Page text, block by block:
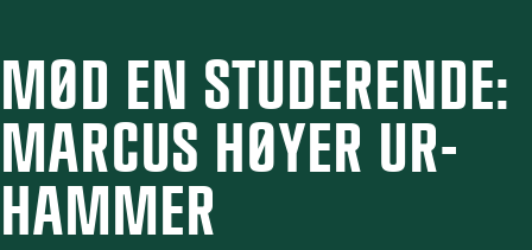
MØD EN STU­DE­REN­DE:
MARCUS HØY­ER UR­
HAM­MER